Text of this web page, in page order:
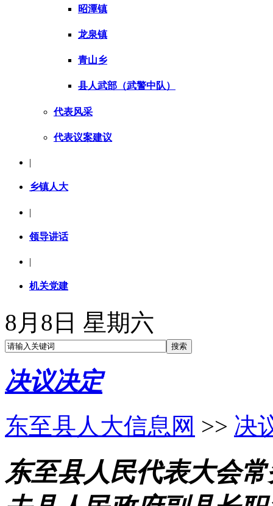
昭潭镇
龙泉镇
青山乡
县人武部（武警中队）
代表风采
代表议案建议
|
乡镇人大
|
领导讲话
|
机关党建
8月8日 星期六
决议决定
东至县人大信息网 >> 决
东至县人民代表大会